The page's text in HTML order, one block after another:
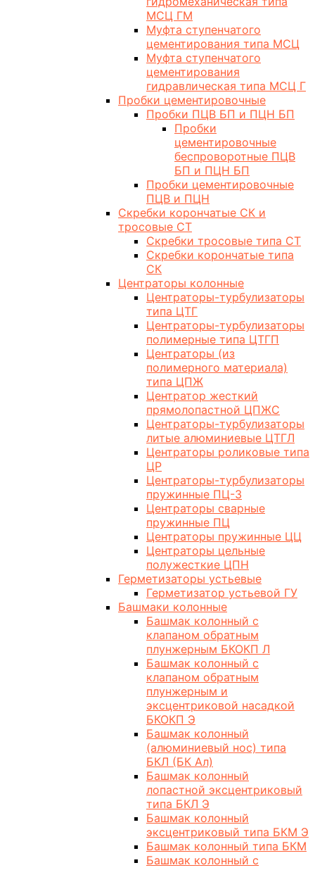
МСЦ ГМ
Муфта ступенчатого
цементирования типа МСЦ
Муфта ступенчатого
цементирования
гидравлическая типа МСЦ Г
Пробки цементировочные
Пробки ПЦВ БП и ПЦН БП
Пробки
цементировочные
беспроворотные ПЦВ
БП и ПЦН БП
Пробки цементировочные
ПЦВ и ПЦН
Скребки корончатые СК и
тросовые СТ
Скребки тросовые типа СТ
Скребки корончатые типа
СК
Центраторы колонные
Центраторы-турбулизаторы
типа ЦТГ
Центраторы-турбулизаторы
полимерные типа ЦТГП
Центраторы (из
полимерного материала)
типа ЦПЖ
Центратор жесткий
прямолопастной ЦПЖС
Центраторы-турбулизаторы
литые алюминиевые ЦТГЛ
Центраторы роликовые типа
ЦР
Центраторы-турбулизаторы
пружинные ПЦ-3
Центраторы сварные
пружинные ПЦ
Центраторы пружинные ЦЦ
Центраторы цельные
полужесткие ЦПН
Герметизаторы устьевые
Герметизатор устьевой ГУ
Башмаки колонные
Башмак колонный с
клапаном обратным
плунжерным БКОКП Л
Башмак колонный с
клапаном обратным
плунжерным и
эксцентриковой насадкой
БКОКП Э
Башмак колонный
(алюминиевый нос) типа
БКЛ (БК Ал)
Башмак колонный
лопастной эксцентриковый
типа БКЛ Э
Башмак колонный
эксцентриковый типа БКМ Э
Башмак колонный типа БКМ
Башмак колонный с